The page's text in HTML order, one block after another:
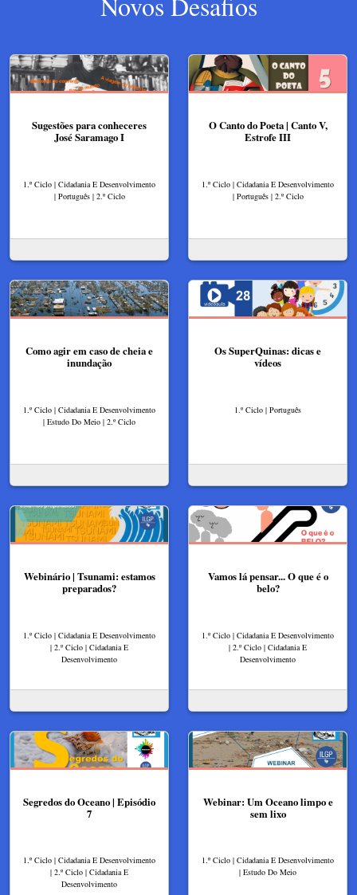
Sugestões para conheceres
José Saramago I
1.º Ciclo | Cidadania E Desenvolvimento
| Português | 2.º Ciclo
O Canto do Poeta | Canto V,
Estrofe III
1.º Ciclo | Cidadania E Desenvolvimento
| Português | 2.º Ciclo
Como agir em caso de cheia e
inundação
1.º Ciclo | Cidadania E Desenvolvimento
| Estudo Do Meio | 2.º Ciclo
Os SuperQuinas: dicas e
vídeos
1.º Ciclo | Português
Webinário | Tsunami: estamos
preparados?
1.º Ciclo | Cidadania E Desenvolvimento
| 2.º Ciclo | Cidadania E
Desenvolvimento
Vamos lá pensar... O que é o
belo?
1.º Ciclo | Cidadania E Desenvolvimento
| 2.º Ciclo | Cidadania E
Desenvolvimento
Segredos do Oceano | Episódio
7
1.º Ciclo | Cidadania E Desenvolvimento
| 2.º Ciclo | Cidadania E
Desenvolvimento
Webinar: Um Oceano limpo e
sem lixo
1.º Ciclo | Cidadania E Desenvolvimento
| Estudo Do Meio